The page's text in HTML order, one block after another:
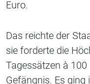
Euro.
Das reichte der
sie forderte die
Tagessätzen à
Gefängnis. Es